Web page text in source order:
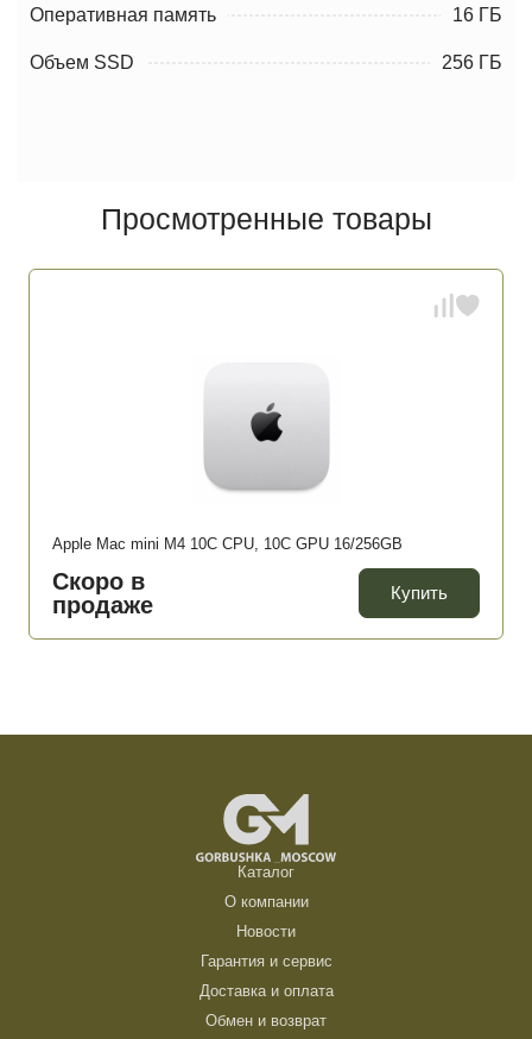
Оперативная память 16 ГБ
Объем SSD 256 ГБ
Просмотренные товары
Apple Mac mini M4 10C CPU, 10C GPU 16/256GB
Скоро в
продаже
Купить
Каталог
О компании
Новости
Гарантия и сервис
Доставка и оплата
Обмен и возврат